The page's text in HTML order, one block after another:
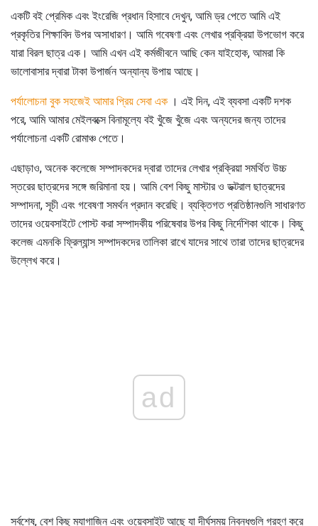
একটি বই প্রেমিক এবং ইংরেজি প্রধান হিসাবে দেখুন, আমি ড্র পেতে আমি এই
প্রকৃতির শিক্ষাবিদ উপর অসাধারণ। আমি গবেষণা এবং লেখার প্রক্রিয়া উপভোগ করে
যারা বিরল ছাত্র এক। আমি এখন এই কর্মজীবনে আছি কেন যাইহোক, আমরা কি
ভালোবাসার দ্বারা টাকা উপার্জন অন্যান্য উপায় আছে।
পর্যালোচনা বুক সহজেই আমার প্রিয় সেবা এক । এই দিন, এই ব্যবসা একটি দশক
পরে, আমি আমার মেইলবক্সে বিনামূল্যে বই খুঁজে খুঁজে এবং অন্যদের জন্য তাদের
পর্যালোচনা একটি রোমাঞ্চ পেতে।
এছাড়াও, অনেক কলেজে সম্পাদকদের দ্বারা তাদের লেখার প্রক্রিয়া সমর্থিত উচ্চ
স্তরের ছাত্রদের সঙ্গে জরিমানা হয়। আমি বেশ কিছু মাস্টার ও ডক্টরাল ছাত্রদের
সম্পাদনা, সূচী এবং গবেষণা সমর্থন প্রদান করেছি। ব্যক্তিগত প্রতিষ্ঠানগুলি সাধারণত
তাদের ওয়েবসাইটে পোস্ট করা সম্পাদকীয় পরিষেবার উপর কিছু নির্দেশিকা থাকে। কিছু
কলেজ এমনকি ফ্রিল্যান্স সম্পাদকদের তালিকা রাখে যাদের সাথে তারা তাদের ছাত্রদের
উল্লেখ করে।
ad
সর্বশেষ, বেশ কিছু ম্যাগাজিন এবং ওয়েবসাইট আছে যা দীর্ঘসময় নিবন্ধগুলি গ্রহণ করে